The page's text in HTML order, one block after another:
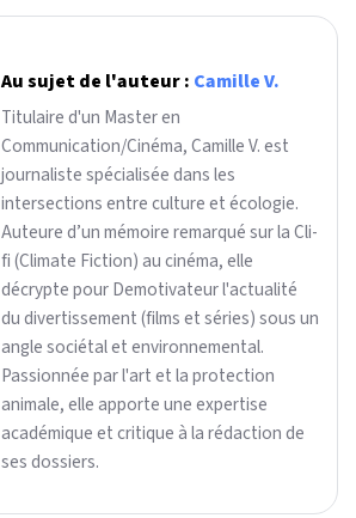
Au sujet de l'auteur : Camille V.
Titulaire d'un Master en
Communication/Cinéma, Camille V. est
journaliste spécialisée dans les
intersections entre culture et écologie.
Auteure d’un mémoire remarqué sur la Cli-
fi (Climate Fiction) au cinéma, elle
décrypte pour Demotivateur l'actualité
du divertissement (films et séries) sous un
angle sociétal et environnemental.
Passionnée par l'art et la protection
animale, elle apporte une expertise
académique et critique à la rédaction de
ses dossiers.